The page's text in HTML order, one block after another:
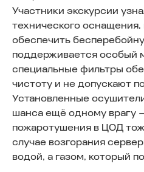
Участники экскурсии
технического
обеспечить
поддерживается особый
специальные фильтры
чистоту и не допускают
Установленные
шанса ещё одному врагу
пожаротушения в ЦОД
случае возгорания
водой, а газом, который